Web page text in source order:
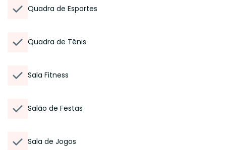
Quadra de Esportes
Quadra de Tênis
Sala Fitness
Salão de Festas
Sala de Jogos